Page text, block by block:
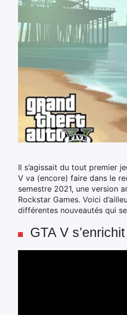
Il s’agissait du tout premier
V va (encore) faire dans le
semestre 2021, une version
Rockstar Games. Voici
différentes nouveautés qui
GTA V